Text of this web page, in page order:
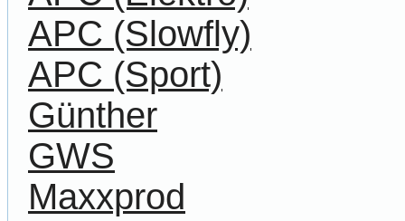
APC (Slowfly)
APC (Sport)
Günther
GWS
Maxxprod